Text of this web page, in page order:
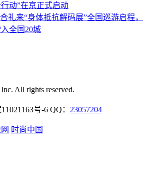
动”在京正式启动
礼来“身体抵抗解码展”全国巡游启程，
全国20城
All rights reserved.
号-6 QQ： 23057204
时尚中国